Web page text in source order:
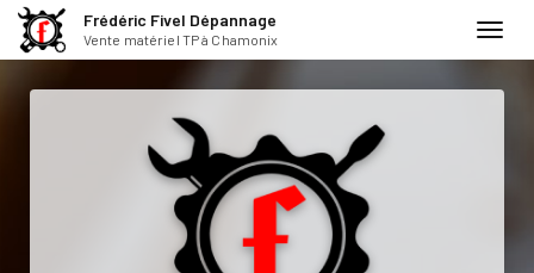
Frédéric Fivel Dépannage
Vente matériel TP à Chamonix